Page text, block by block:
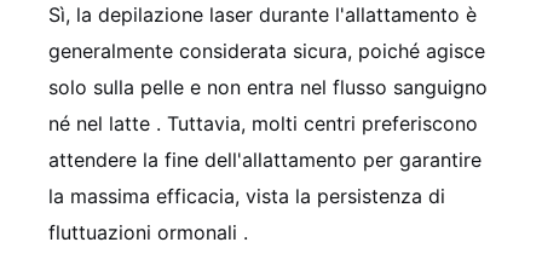
Sì, la depilazione laser durante l'allattamento è
generalmente considerata sicura, poiché agisce
solo sulla pelle e non entra nel flusso sanguigno
né nel latte . Tuttavia, molti centri preferiscono
attendere la fine dell'allattamento per garantire
la massima efficacia, vista la persistenza di
fluttuazioni ormonali .